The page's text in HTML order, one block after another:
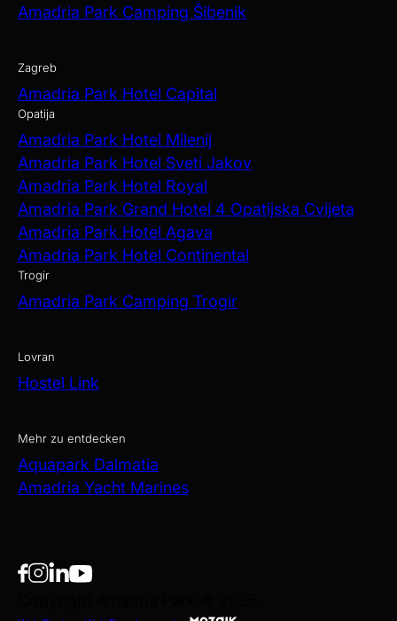
Amadria Park Camping Šibenik
Zagreb
Amadria Park Hotel Capital
Opatija
Amadria Park Hotel Milenij
Amadria Park Hotel Sveti Jakov
Amadria Park Hotel Royal
Amadria Park Grand Hotel 4 Opatijska Cvijeta
Amadria Park Hotel Agava
Amadria Park Hotel Continental
Trogir
Amadria Park Camping Trogir
Lovran
Hostel Link
Mehr zu entdecken
Aquapark Dalmatia
Amadria Yacht Marines